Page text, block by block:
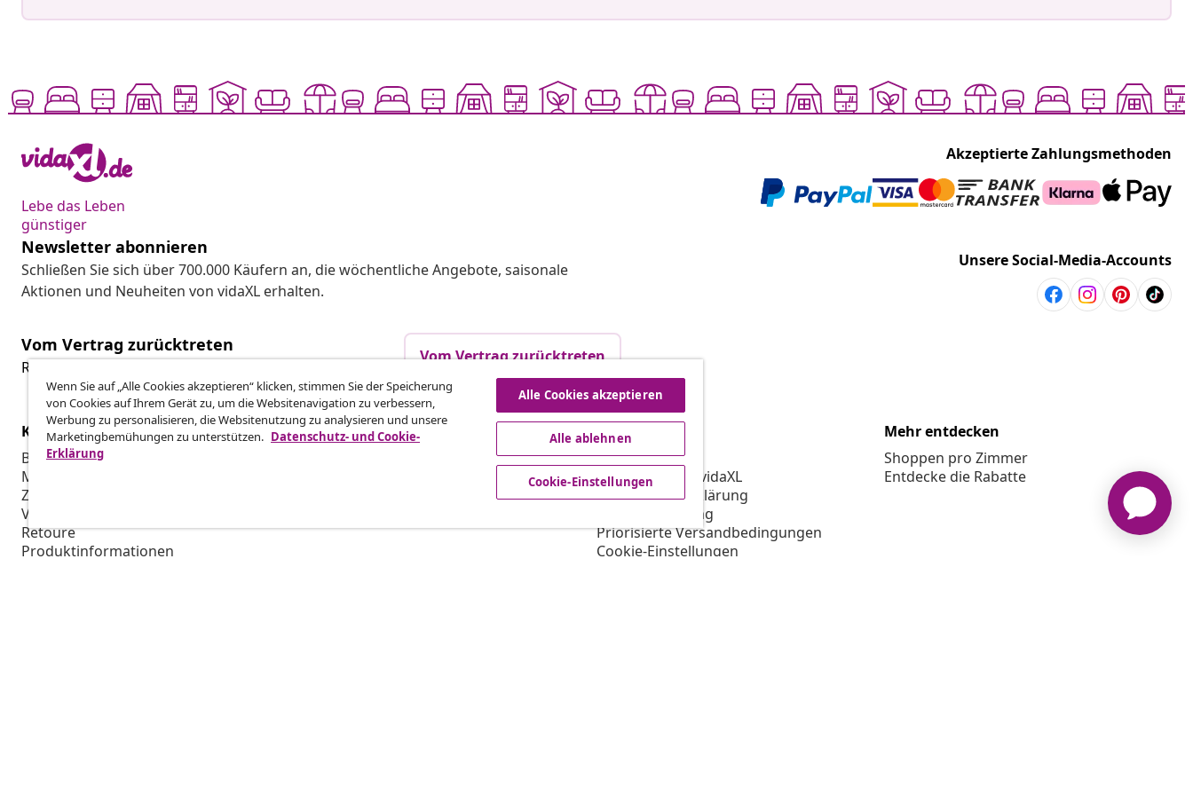
Lebe das Leben
günstiger
Akzeptierte Zahlungsmethoden
Newsletter abonnieren
Schließen Sie sich über 700.000 Käufern an, die wöchentliche Angebote, saisonale
Aktionen und Neuheiten von vidaXL erhalten.
Unsere Social-Media-Accounts
Vom Vertrag zurücktreten
Reiche einen Widerrufsantrag für deine Bestellung ein.
Vom Vertrag zurücktreten
Kundenservice
Bestellung verfolgen
Mein Konto
Zahlung
Versand & Lieferung
Retoure
Produktinformationen
Business
vidaXL
Über vidaXL
AGB Verkäufer vidaXL
Datenschutzerklärung
Cookie-Erklärung
Priorisierte Versandbedingungen
Cookie-Einstellungen
Mehr entdecken
Shoppen pro Zimmer
Entdecke die Rabatte
Wenn Sie auf „Alle Cookies akzeptieren“ klicken, stimmen Sie der Speicherung
von Cookies auf Ihrem Gerät zu, um die Websitenavigation zu verbessern,
Werbung zu personalisieren, die Websitenutzung zu analysieren und unsere
Marketingbemühungen zu unterstützen. Datenschutz- und Cookie-
Erklärung
Alle Cookies akzeptieren
Alle ablehnen
Cookie-Einstellungen